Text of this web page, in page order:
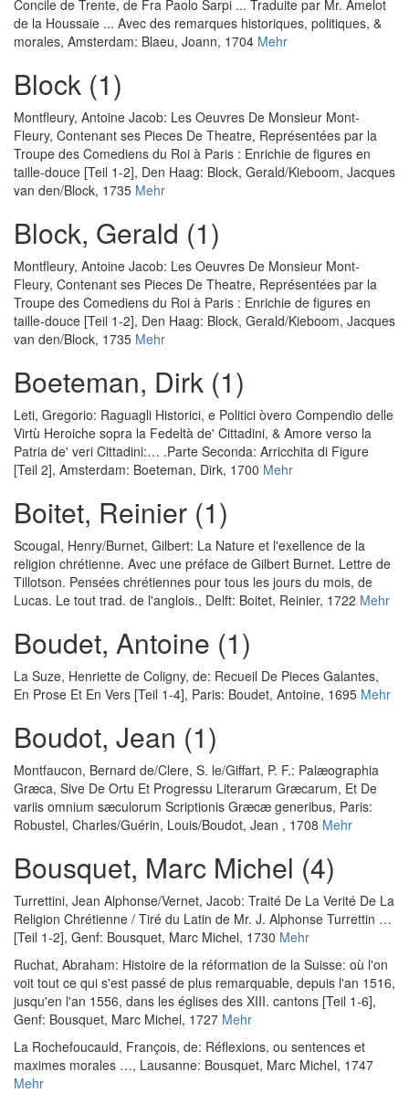
Concile de Trente, de Fra Paolo Sarpi ... Traduite par Mr. Amelot
de la Houssaie ... Avec des remarques historiques, politiques, &
morales, Amsterdam: Blaeu, Joann, 1704 Mehr
Block (1)
Montfleury, Antoine Jacob: Les Oeuvres De Monsieur Mont-
Fleury, Contenant ses Pieces De Theatre, Représentées par la
Troupe des Comediens du Roi à Paris : Enrichie de figures en
taille-douce [Teil 1-2], Den Haag: Block, Gerald/Kieboom, Jacques
van den/Block, 1735 Mehr
Block, Gerald (1)
Montfleury, Antoine Jacob: Les Oeuvres De Monsieur Mont-
Fleury, Contenant ses Pieces De Theatre, Représentées par la
Troupe des Comediens du Roi à Paris : Enrichie de figures en
taille-douce [Teil 1-2], Den Haag: Block, Gerald/Kieboom, Jacques
van den/Block, 1735 Mehr
Boeteman, Dirk (1)
Leti, Gregorio: Raguagli Historici, e Politici òvero Compendio delle
Virtù Heroiche sopra la Fedeltà de' Cittadini, & Amore verso la
Patria de' veri Cittadini:… .Parte Seconda: Arricchita di Figure
[Teil 2], Amsterdam: Boeteman, Dirk, 1700 Mehr
Boitet, Reinier (1)
Scougal, Henry/Burnet, Gilbert: La Nature et l'exellence de la
religion chrétienne. Avec une préface de Gilbert Burnet. Lettre de
Tillotson. Pensées chrétiennes pour tous les jours du mois, de
Lucas. Le tout trad. de l'anglois., Delft: Boitet, Reinier, 1722 Mehr
Boudet, Antoine (1)
La Suze, Henriette de Coligny, de: Recueil De Pieces Galantes,
En Prose Et En Vers [Teil 1-4], Paris: Boudet, Antoine, 1695 Mehr
Boudot, Jean (1)
Montfaucon, Bernard de/Clere, S. le/Giffart, P. F.: Palæographia
Græca, Sive De Ortu Et Progressu Literarum Græcarum, Et De
variis omnium sæculorum Scriptionis Græcæ generibus, Paris:
Robustel, Charles/Guérin, Louis/Boudot, Jean , 1708 Mehr
Bousquet, Marc Michel (4)
Turrettini, Jean Alphonse/Vernet, Jacob: Traité De La Verité De La
Religion Chrétienne / Tiré du Latin de Mr. J. Alphonse Turrettin …
[Teil 1-2], Genf: Bousquet, Marc Michel, 1730 Mehr
Ruchat, Abraham: Histoire de la réformation de la Suisse: où l'on
voit tout ce qui s'est passé de plus remarquable, depuis l'an 1516,
jusqu'en l'an 1556, dans les églises des XIII. cantons [Teil 1-6],
Genf: Bousquet, Marc Michel, 1727 Mehr
La Rochefoucauld, François, de: Réflexions, ou sentences et
maximes morales …, Lausanne: Bousquet, Marc Michel, 1747
Mehr